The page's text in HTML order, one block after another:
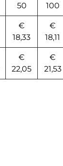
50 100
€
18,33
€
18,11
€
22,05
€
21,53